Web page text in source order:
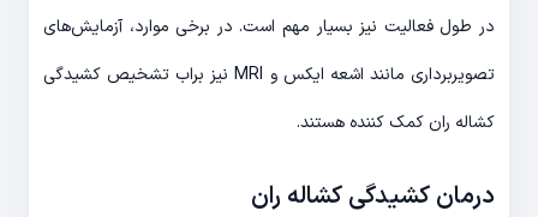
در طول فعالیت نیز بسیار مهم است. در برخی موارد، آزمایش‌های
تصویربرداری مانند اشعه ایکس و MRI نیز براب تشخیص کشیدگی
کشاله ران کمک کننده هستند.
درمان کشیدگی کشاله ران